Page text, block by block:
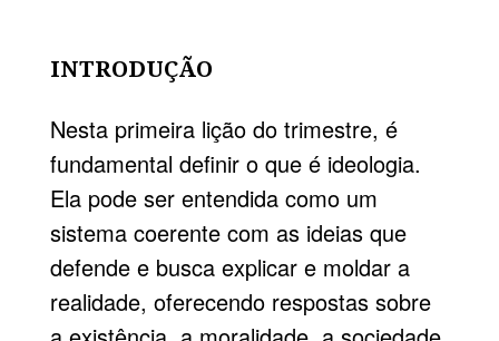
INTRODUÇÃO
Nesta primeira lição do trimestre, é
fundamental definir o que é ideologia.
Ela pode ser entendida como um
sistema coerente com as ideias que
defende e busca explicar e moldar a
realidade, oferecendo respostas sobre